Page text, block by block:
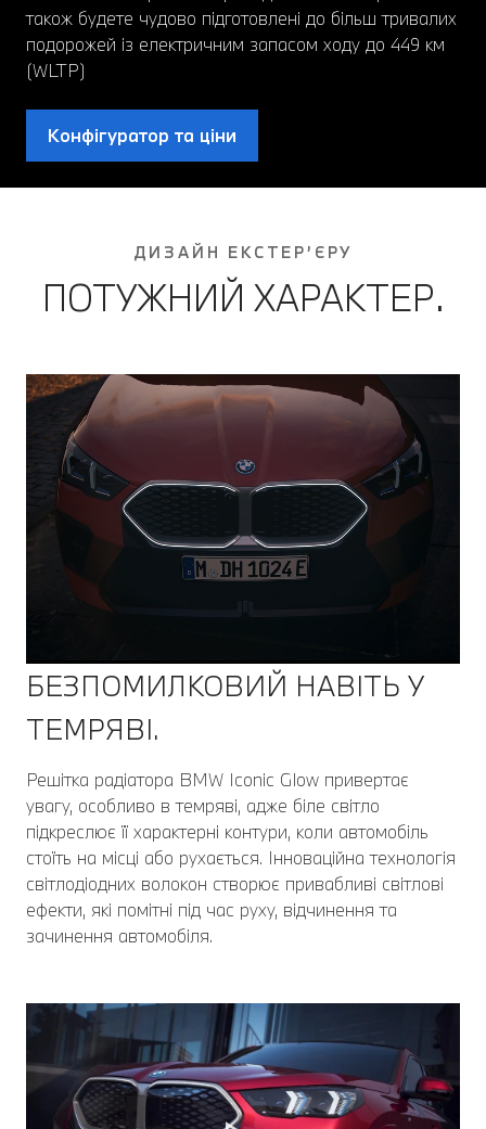
також будете чудово підготовлені до більш тривалих
подорожей із електричним запасом ходу до 449 км
(WLTP)
Конфігуратор та ціни
ДИЗАЙН ЕКСТЕР’ЄРУ
ПОТУЖНИЙ ХАРАКТЕР.
БЕЗПОМИЛКОВИЙ НАВІТЬ У
ТЕМРЯВІ.
Решітка радіатора BMW Iconic Glow привертає
увагу, особливо в темряві, адже біле світло
підкреслює її характерні контури, коли автомобіль
стоїть на місці або рухається. Інноваційна технологія
світлодіодних волокон створює привабливі світлові
ефекти, які помітні під час руху, відчинення та
зачинення автомобіля.